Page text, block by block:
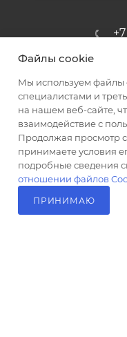
пос.
Файлы cookie
Мы используем
специалистами и
на нашем веб-сайте,
взаимодействие с
Продолжая просмотр
принимаете условия
подробные сведения
отношении файлов
ПРИНИМАЮ